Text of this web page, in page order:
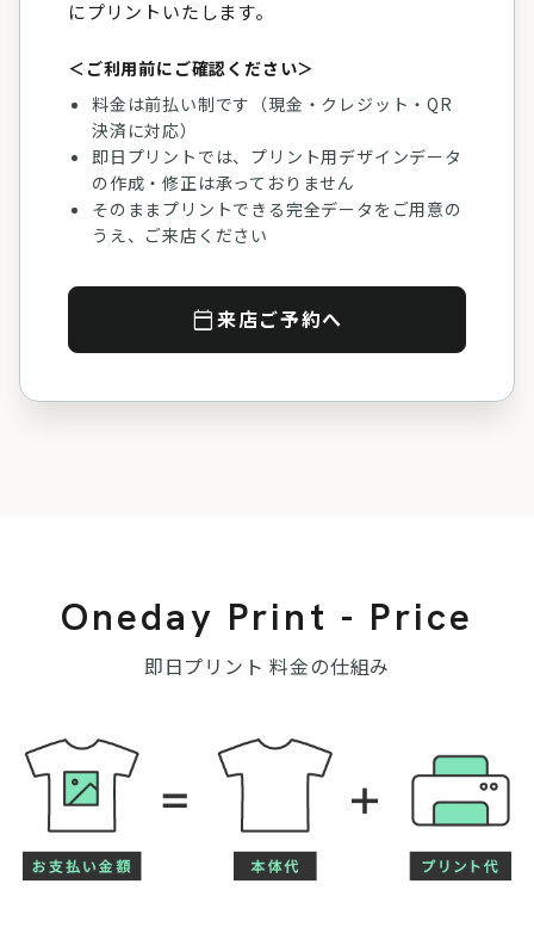
にプリントいたします。
＜ご利用前にご確認ください＞
料金は前払い制です（現金・クレジット・QR
決済に対応）
即日プリントでは、プリント用デザインデータ
の作成・修正は承っておりません
そのままプリントできる完全データをご用意の
うえ、ご来店ください
calendar_today来店ご予約へ
Oneday Print - Price
即日プリント 料金の仕組み